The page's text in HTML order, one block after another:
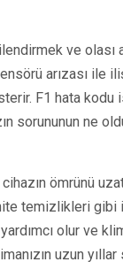
ve olası
arızası ile
F1 hata kodu
sorununun ne
cihazın ömrünü
temizlikleri gibi
olur ve
uzun